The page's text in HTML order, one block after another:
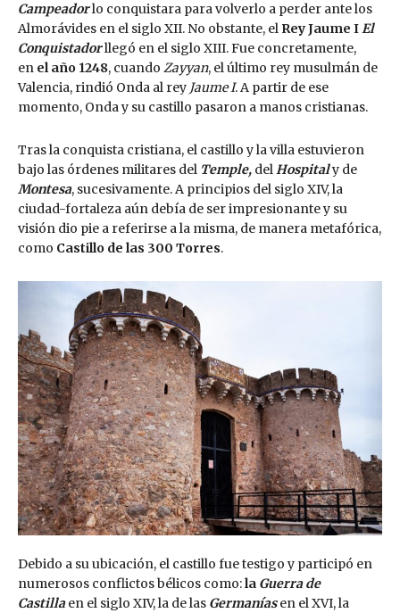
Campeadorlo conquistara para volverlo a perder ante los
Almorávides en el siglo XII. No obstante, el Rey Jaume IEl
Conquistadorllegó en el siglo XIII. Fue concretamente,
en el año 1248, cuando Zayyan, el último rey musulmán de
Valencia, rindió Onda al rey Jaume I. A partir de ese
momento, Onda y su castillo pasaron a manos cristianas.
Tras la conquista cristiana, el castillo y la villa estuvieron
bajo las órdenes militares del Temple, delHospitaly de
Montesa, sucesivamente. A principios del siglo XIV, la
ciudad-fortaleza aún debía de ser impresionante y su
visión dio pie a referirse a la misma, de manera metafórica,
como Castillo de las 300 Torres.
Debido a su ubicación, el castillo fue testigo y participó en
numerosos conflictos bélicos como:la Guerra de
Castillaen el siglo XIV, la de las Germaníasen el XVI, la